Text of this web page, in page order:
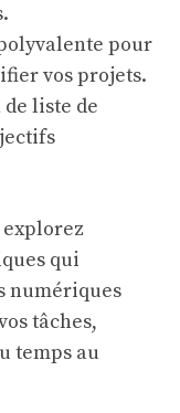
pour
vos projets.
liste de
qui
numériques
tâches,
temps au